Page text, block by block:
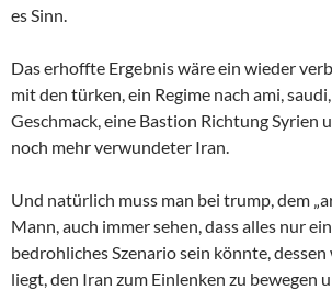
es Sinn.
Das erhoffte Ergebnis wäre ein wieder
mit den türken, ein Regime nach ami,
Geschmack, eine Bastion Richtung Syrien
noch mehr verwundeter Iran.
Und natürlich muss man bei trump, dem
Mann, auch immer sehen, dass alles nur
bedrohliches Szenario sein könnte,
liegt, den Iran zum Einlenken zu bewegen